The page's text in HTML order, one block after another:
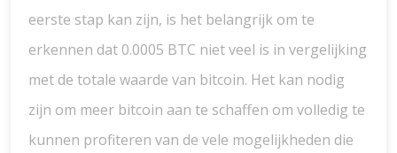
eerste stap kan zijn, is het belangrijk om te
erkennen dat 0.0005 BTC niet veel is in vergelijking
met de totale waarde van bitcoin. Het kan nodig
zijn om meer bitcoin aan te schaffen om volledig te
kunnen profiteren van de vele mogelijkheden die